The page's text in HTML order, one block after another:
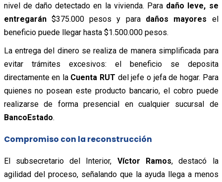
nivel de daño detectado en la vivienda. Para daño leve, se
entregarán$375.000 pesos y paradaños mayores el
beneficio puede llegar hasta $1.500.000 pesos.
La entrega del dinero se realiza de manera simplificada para
evitar trámites excesivos: el beneficio se deposita
directamente en la Cuenta RUT del jefe o jefa de hogar. Para
quienes no posean este producto bancario, el cobro puede
realizarse de forma presencial en cualquier sucursal de
BancoEstado.
Compromiso con la reconstrucción
El subsecretario del Interior, Víctor Ramos, destacó la
agilidad del proceso, señalando que la ayuda llega a menos